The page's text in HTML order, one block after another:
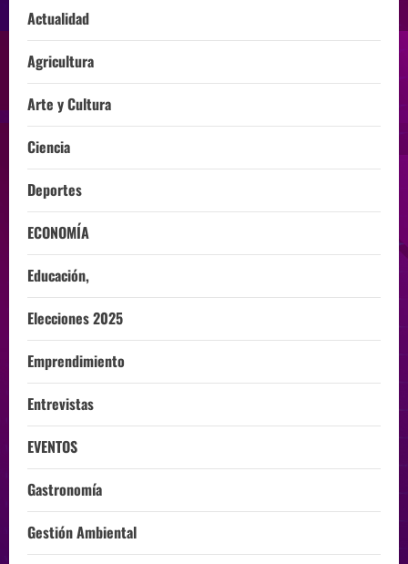
Actualidad
Agricultura
Arte y Cultura
Ciencia
Deportes
ECONOMÍA
Educación,
Elecciones 2025
Emprendimiento
Entrevistas
EVENTOS
Gastronomía
Gestión Ambiental